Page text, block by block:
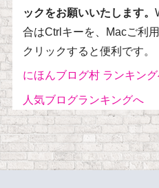
ックをお願いいたします。
合はCtrlキーを、Macご利
クリックすると便利です。
にほんブログ村 ランキン
人気ブログランキングへ